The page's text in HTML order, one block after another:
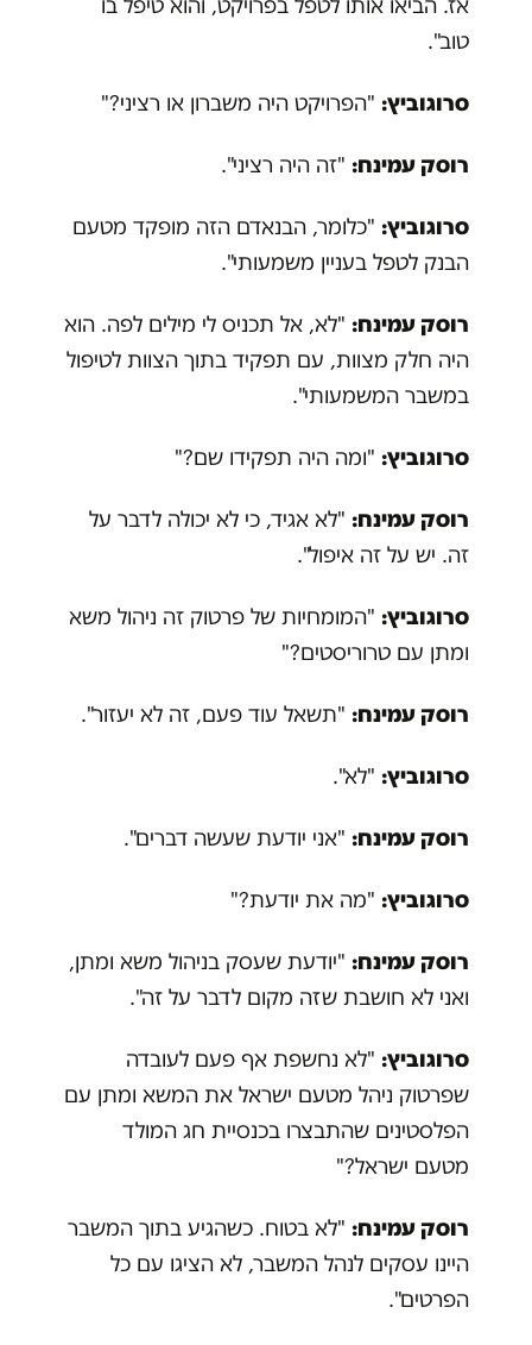
טוב".
סרוגוביץ: "הפרויקט היה משברון או רציני?"
רוסק עמינח: "זה היה רציני".
סרוגוביץ: "כלומר, הבנאדם הזה מופקד מטעם
הבנק לטפל בעניין משמעותי".
רוסק עמינח: "לא, אל תכניס לי מילים לפה. הוא
היה חלק מצוות, עם תפקיד בתוך הצוות לטיפול
במשבר המשמעותי".
סרוגוביץ: "ומה היה תפקידו שם?"
רוסק עמינח: "לא אגיד, כי לא יכולה לדבר על
זה. יש על זה איפול".
סרוגוביץ: "המומחיות של פרטוק זה ניהול משא
ומתן עם טרוריסטים?"
רוסק עמינח: "תשאל עוד פעם, זה לא יעזור".
סרוגוביץ: "לא".
רוסק עמינח: "אני יודעת שעשה דברים".
סרוגוביץ: "מה את יודעת?"
רוסק עמינח: "יודעת שעסק בניהול משא ומתן,
ואני לא חושבת שזה מקום לדבר על זה".
סרוגוביץ: "לא נחשפת אף פעם לעובדה
שפרטוק ניהל מטעם ישראל את המשא ומתן עם
הפלסטינים שהתבצרו בכנסיית חג המולד
מטעם ישראל?"
רוסק עמינח: "לא בטוח. כשהגיע בתוך המשבר
היינו עסקים לנהל המשבר, לא הציגו עם כל
הפרטים".